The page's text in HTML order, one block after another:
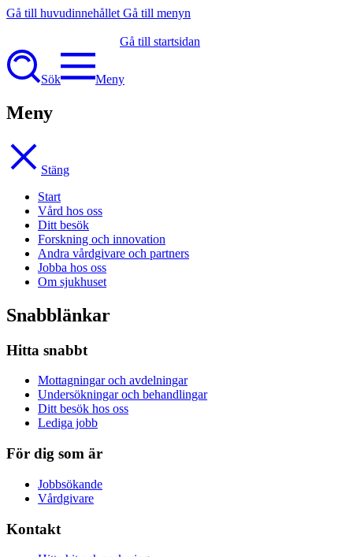
Gå till huvudinnehållet Gå till menyn
Gå till startsidan
Sök Meny
Meny
Stäng
Start
Vård hos oss
Ditt besök
Forskning och innovation
Andra vårdgivare och partners
Jobba hos oss
Om sjukhuset
Snabblänkar
Hitta snabbt
Mottagningar och avdelningar
Undersökningar och behandlingar
Ditt besök hos oss
Lediga jobb
För dig som är
Jobbsökande
Vårdgivare
Kontakt